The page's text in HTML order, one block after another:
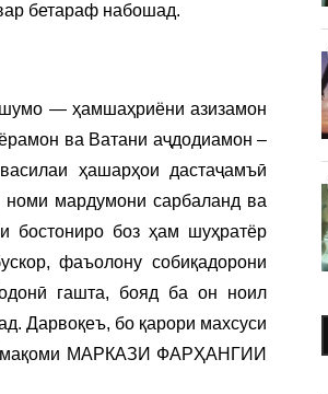
бетараф набошад.
шумо — ҳамшаҳриёни азизамон
ва Ватани аҷдодиамон –
ҳашарҳои дастаҷамъӣ
мардумони сарбаланд ва
бостониро боз ҳам шуҳратёр
фаъолону собиқадорони
гашта, бояд ба он ноил
Дарвоқеъ, бо қарори махсуси
мақоми МАРКАЗИ ФАРҲАНГИИ